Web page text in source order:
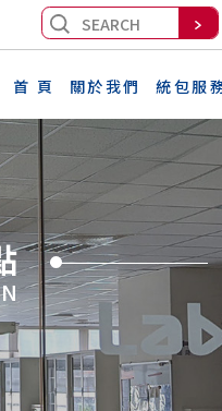
首 頁 關於我們 統包服